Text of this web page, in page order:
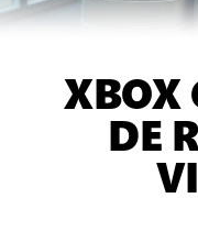
XBOX
DE